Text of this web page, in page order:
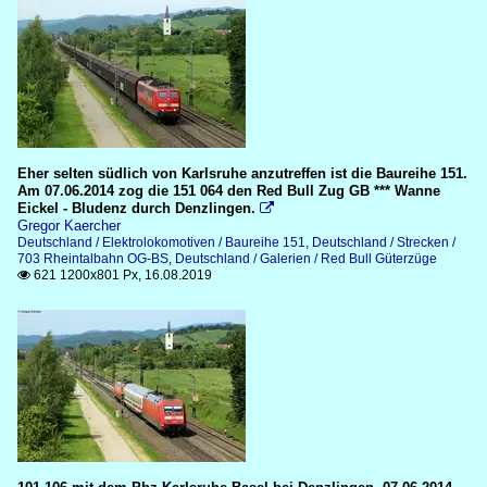
Eher selten südlich von Karlsruhe anzutreffen ist die Baureihe 151.
Am 07.06.2014 zog die 151 064 den Red Bull Zug GB *** Wanne
Eickel - Bludenz durch Denzlingen. 
Gregor Kaercher
Deutschland / Elektrolokomotiven / Baureihe 151, Deutschland / Strecken /
703 Rheintalbahn OG-BS, Deutschland / Galerien / Red Bull Güterzüge
 621 1200x801 Px, 16.08.2019